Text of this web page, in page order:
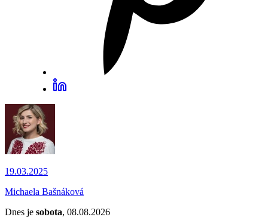
19.03.2025
Michaela Bašnáková
Dnes je sobota, 08.08.2026